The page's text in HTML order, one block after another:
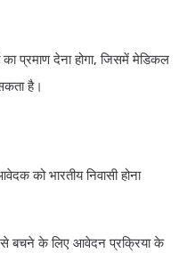
प्रमाण देना होगा, जिसमें मेडिकल
है।
को भारतीय निवासी होना
से बचने के लिए आवेदन प्रक्रिया के